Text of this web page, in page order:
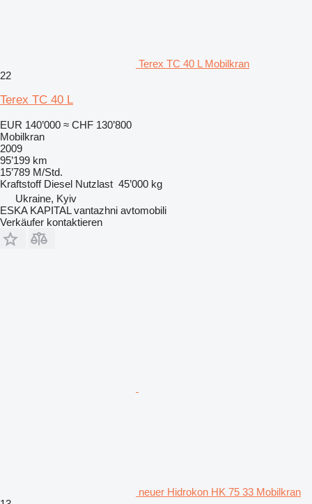
Terex TC 40 L Mobilkran
22
Terex TC 40 L
EUR 140’000 ≈ CHF 130’800
Mobilkran
2009
95’199 km
15’789 M/Std.
Kraftstoff Diesel Nutzlast 45’000 kg
Ukraine, Kyiv
ESKA KAPITAL vantazhni avtomobili
Verkäufer kontaktieren
neuer Hidrokon HK 75 33 Mobilkran